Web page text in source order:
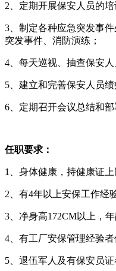
2、定期开展保安人员的培
3、制定各种应急突发事
突发事件、消防演练；
4、每天巡视、抽查保安人
5、建立和完善保安人员
6、定期召开会议总结和部
任职要求：
1、身体健康，持健康证上
2、有4年以上安保工作经
3、净身高172CM以上，年
4、有工厂安保管理经验者
5、退伍军人及有保安员证